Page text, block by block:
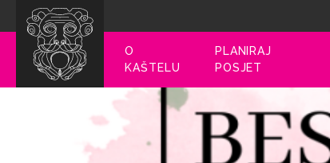
O
KAŠTELU
PLANIRAJ
POSJET